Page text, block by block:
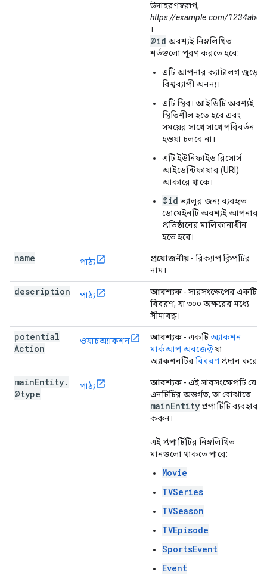
উদাহরণস্বরূপ,
https://example.com/1234abc
।
@id অবশ্যই নিম্নলিখিত
শর্তগুলো পূরণ করতে হবে:
এটি আপনার ক্যাটালগ জুড়ে
বিশ্বব্যাপী অনন্য।
এটি স্থির। আইডিটি অবশ্যই
স্থিতিশীল হতে হবে এবং
সময়ের সাথে সাথে পরিবর্তন
হওয়া চলবে না।
এটি ইউনিফাইড রিসোর্স
আইডেন্টিফায়ার (URI)
আকারে থাকে।
@id ভ্যালুর জন্য ব্যবহৃত
ডোমেইনটি অবশ্যই আপনার
প্রতিষ্ঠানের মালিকানাধীন
হতে হবে।
name পাঠ্য প্রয়োজনীয় - রিক্যাপ ক্লিপটির
নাম।
description পাঠ্য আবশ্যক - সারসংক্ষেপের একটি
বিবরণ, যা ৩০০ অক্ষরের মধ্যে
সীমাবদ্ধ।
potential
Action
ওয়াচঅ্যাকশন আবশ্যক - একটিঅ্যাকশন
মার্কআপ অবজেক্টযা
অ্যাকশনটিরবিবরণপ্রদান করে।
mainEntity.
@type
পাঠ্য আবশ্যক - এই সারসংক্ষেপটি যে
এনটিটির অন্তর্গত, তা বোঝাতে
mainEntity প্রপার্টিটি ব্যবহার
করুন।
এই প্রপার্টিটির নিম্নলিখিত
মানগুলো থাকতে পারে:
Movie
TVSeries
TVSeason
TVEpisode
SportsEvent
Event